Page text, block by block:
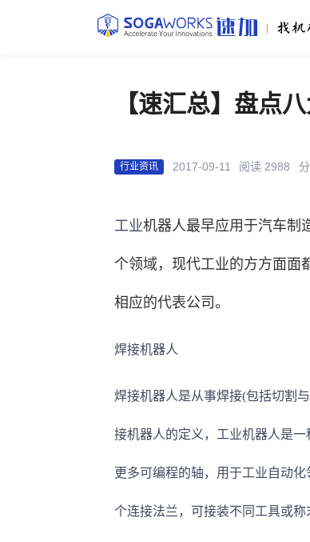
【速汇总】盘点
行业资讯 2017-09-11 阅读 2988
工业机器人最早应用于汽车制
个领域，现代工业的方方面面
相应的代表公司。
焊接机器人
焊接机器人是从事焊接(包括切割
接机器人的定义，工业机器人是
更多可编程的轴，用于工业自动
个连接法兰，可接装不同工具或